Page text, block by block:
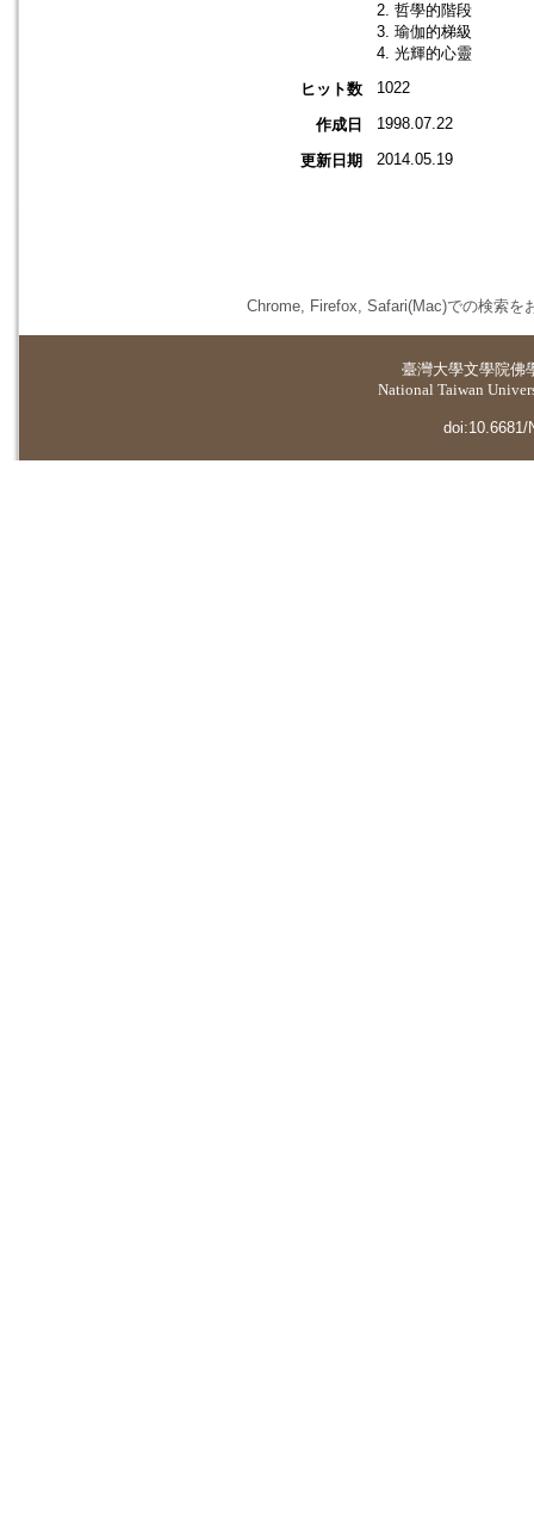
2. 哲學的階段
3. 瑜伽的梯級
4. 光輝的心靈
ヒット数
1022
作成日 1998.07.22
更新日期 2014.05.19
Chrome, Firefox, Safari(Mac)での検索を
臺灣大學文學院佛
National Taiwan
doi:10.6681/